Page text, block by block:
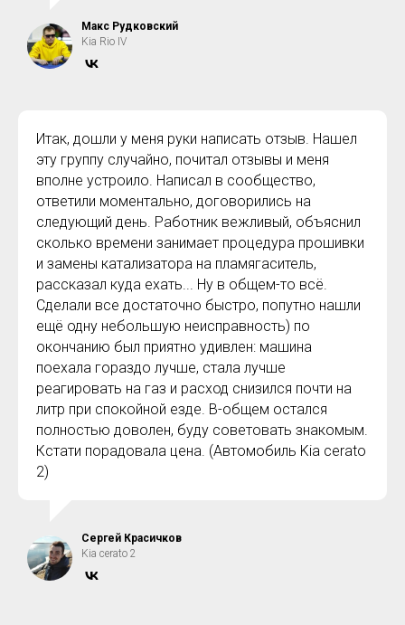
Макс Рудковский
Kia Rio IV
Итак, дошли у меня руки написать отзыв. Нашел
эту группу случайно, почитал отзывы и меня
вполне устроило. Написал в сообщество,
ответили моментально, договорились на
следующий день. Работник вежливый, объяснил
сколько времени занимает процедура прошивки
и замены катализатора на пламягаситель,
рассказал куда ехать... Ну в общем-то всё.
Сделали все достаточно быстро, попутно нашли
ещё одну небольшую неисправность) по
окончанию был приятно удивлен: машина
поехала гораздо лучше, стала лучше
реагировать на газ и расход снизился почти на
литр при спокойной езде. В-общем остался
полностью доволен, буду советовать знакомым.
Кстати порадовала цена. (Автомобиль Kia cerato
2)
Сергей Красичков
Kia cerato 2